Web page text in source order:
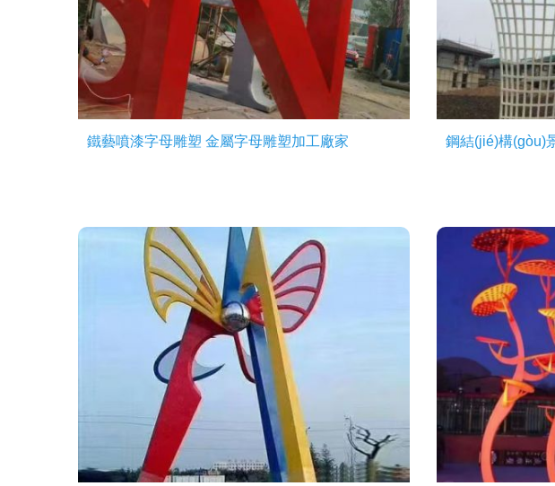
鐵藝噴漆字母雕塑 金屬字母雕塑加工廠家 鋼結(jié)構(gòu)